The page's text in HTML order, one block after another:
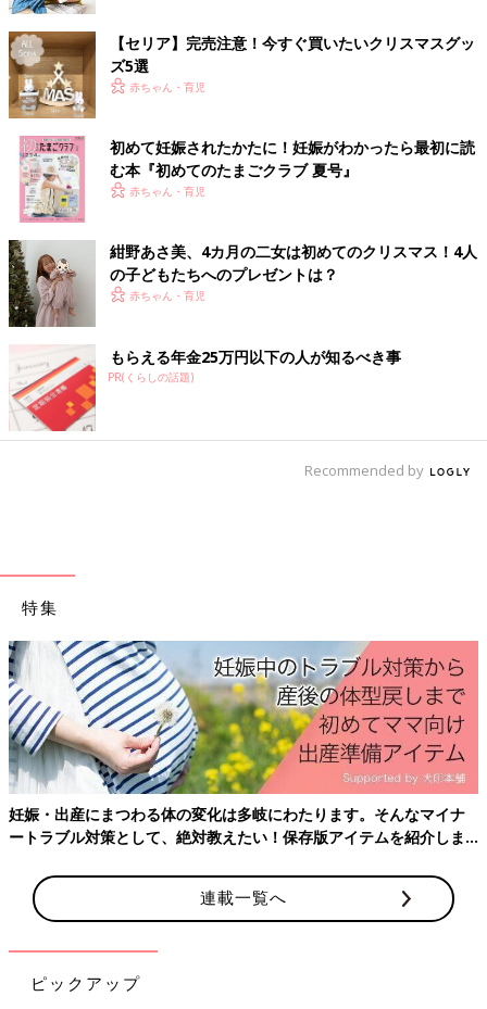
『探偵気分でプレゼント探し』は大成功でした！
１枚１枚一生懸命考えて探していました。
プレゼントを見つけた時は大喜び。
実は、このプレゼント探しは私が小さい頃両親がしてくれたこと
でした。
自分が親になったら我が子にやってあげたいことの１つを叶えら
クリスマスプレゼントにもおススメなので是非お試しください！
夫が担当したほうが上手くいったこと。父親の役割と母親の役割
【なかよし兄妹日記vol.16】
■Instagram
『ママと子どもが一緒に楽しめるもの』をテーマに、オリジナル
のイラストを使ってものづくりをしています。
前の話
複雑なココロは成長
の証？【なかよし兄
妹日記vol.21】
一覧
次の話
「寝かしつけ」はいつ
まで？みんなどうして
る？【なかよし兄妹日
【セリア】完売注意！今すぐ買いたいクリスマスグッ
ズ5選
赤ちゃん・育児
初めて妊娠されたかたに！妊娠がわかったら最初に読
む本『初めてのたまごクラブ 夏号』
赤ちゃん・育児
紺野あさ美、4カ月の二女は初めてのクリスマス！4人
の子どもたちへのプレゼントは？
赤ちゃん・育児
もらえる年金25万円以下の人が知るべき事
PR(くらしの話題)
Recommended by
特集
妊娠・出産にまつわる体の変化は多岐にわたります。そんなマイナ
ートラブル対策として、絶対教えたい！保存版アイテムを紹介しま
連載一覧へ
ピックアップ